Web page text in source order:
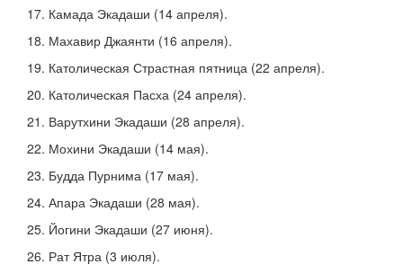
17. Камада Экадаши (14 апреля).
18. Махавир Джаянти (16 апреля).
19. Католическая Страстная пятница (22 апреля).
20. Католическая Пасха (24 апреля).
21. Варутхини Экадаши (28 апреля).
22. Мохини Экадаши (14 мая).
23. Будда Пурнима (17 мая).
24. Апара Экадаши (28 мая).
25. Йогини Экадаши (27 июня).
26. Рат Ятра (3 июля).